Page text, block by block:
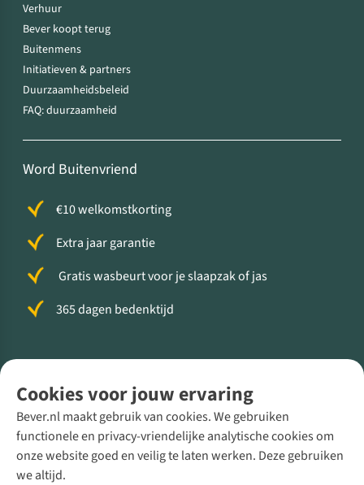
Cookies voor jouw ervaring
Bever.nl maakt gebruik van cookies. We gebruiken
functionele en privacy-vriendelijke analytische cookies om
onze website goed en veilig te laten werken. Deze gebruiken
we altijd.
Verhuur
Bever koopt terug
Buitenmens
Initiatieven & partners
Duurzaamheidsbeleid
FAQ: duurzaamheid
Word Buitenvriend
€10 welkomstkorting
Extra jaar garantie
Gratis wasbeurt voor je slaapzak of jas
365 dagen bedenktijd
Direct advies van een Buitenexpert